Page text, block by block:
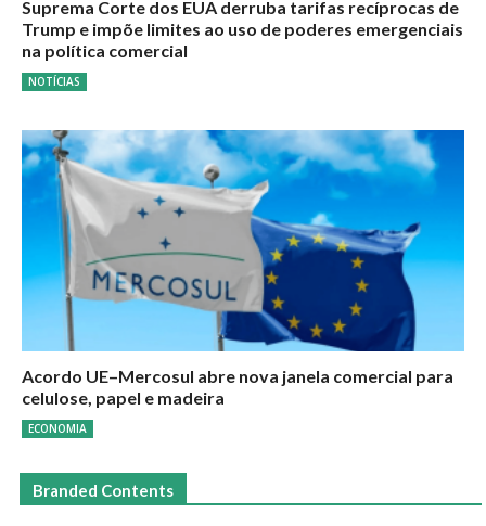
Suprema Corte dos EUA derruba tarifas recíprocas de
Trump e impõe limites ao uso de poderes emergenciais
na política comercial
NOTÍCIAS
Acordo UE–Mercosul abre nova janela comercial para
celulose, papel e madeira
ECONOMIA
Branded Contents